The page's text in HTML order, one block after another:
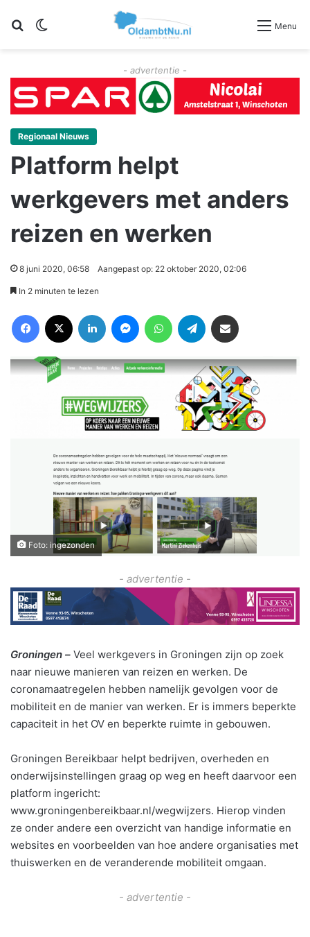
Zoeken Menu
- advertentie -
Regionaal Nieuws
Platform helpt
werkgevers met anders
reizen en werken
8 juni 2020, 06:58 Aangepast op: 22 oktober 2020, 02:06
In 2 minuten te lezen
Foto: ingezonden
- advertentie -
Groningen – Veel werkgevers in Groningen zijn op zoek
naar nieuwe manieren van reizen en werken. De
coronamaatregelen hebben namelijk gevolgen voor de
mobiliteit en de manier van werken. Er is immers beperkte
capaciteit in het OV en beperkte ruimte in gebouwen.
Groningen Bereikbaar helpt bedrijven, overheden en
onderwijsinstellingen graag op weg en heeft daarvoor een
platform ingericht:
www.groningenbereikbaar.nl/wegwijzers. Hierop vinden
ze onder andere een overzicht van handige informatie en
websites en voorbeelden van hoe andere organisaties met
thuiswerken en de veranderende mobiliteit omgaan.
- advertentie -